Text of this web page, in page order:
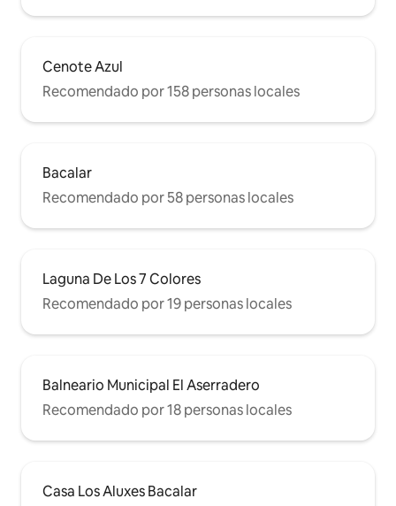
Cenote Azul
Recomendado por 158 personas locales
Bacalar
Recomendado por 58 personas locales
Laguna De Los 7 Colores
Recomendado por 19 personas locales
Balneario Municipal El Aserradero
Recomendado por 18 personas locales
Casa Los Aluxes Bacalar